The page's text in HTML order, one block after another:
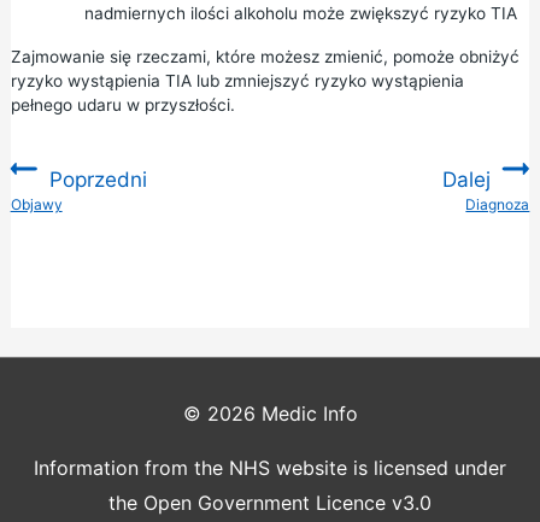
nadmiernych ilości alkoholu może zwiększyć ryzyko TIA
Zajmowanie się rzeczami, które możesz zmienić, pomoże obniżyć
ryzyko wystąpienia TIA lub zmniejszyć ryzyko wystąpienia
pełnego udaru w przyszłości.
Poprzedni
:Objawy
Dalej
Diagnoza
© 2026 Medic Info
Information from the NHS website is licensed under
the Open Government Licence v3.0